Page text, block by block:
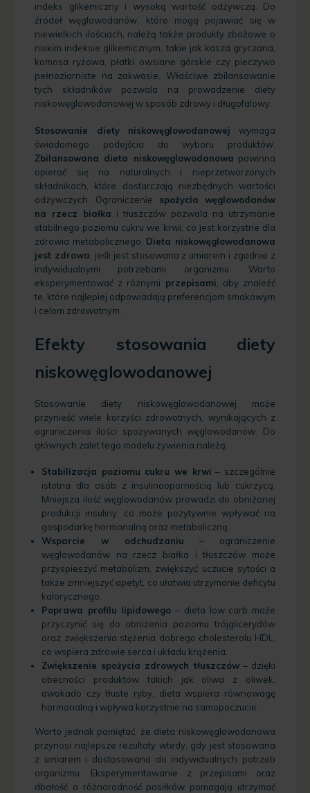
indeks glikemiczny i wysoką wartość odżywczą. Do
źródeł węglowodanów, które mogą pojawiać się w
niewielkich ilościach, należą także produkty zbożowe o
niskim indeksie glikemicznym, takie jak kasza gryczana,
komosa ryżowa, płatki owsiane górskie czy pieczywo
pełnoziarniste na zakwasie. Właściwe zbilansowanie
tych składników pozwala na prowadzenie diety
niskowęglowodanowej w sposób zdrowy i długofalowy.
Stosowanie diety niskowęglowodanowej wymaga
świadomego podejścia do wyboru produktów.
Zbilansowana dieta niskowęglowodanowa powinna
opierać się na naturalnych i nieprzetworzonych
składnikach, które dostarczają niezbędnych wartości
odżywczych. Ograniczenie spożycia węglowodanów
na rzecz białka i tłuszczów pozwala na utrzymanie
stabilnego poziomu cukru we krwi, co jest korzystne dla
zdrowia metabolicznego. Dieta niskowęglowodanowa
jest zdrowa , jeśli jest stosowana z umiarem i zgodnie z
indywidualnymi potrzebami organizmu. Warto
eksperymentować z różnymi przepisami , aby znaleźć
te, które najlepiej odpowiadają preferencjom smakowym
i celom zdrowotnym.
Efekty stosowania diety
niskowęglowodanowej
Stosowanie diety niskowęglowodanowej może
przynieść wiele korzyści zdrowotnych, wynikających z
ograniczenia ilości spożywanych węglowodanów. Do
głównych zalet tego modelu żywienia należą:
Stabilizacja poziomu cukru we krwi – szczególnie
istotna dla osób z insulinoopornością lub cukrzycą.
Mniejsza ilość węglowodanów prowadzi do obniżonej
produkcji insuliny, co może pozytywnie wpływać na
gospodarkę hormonalną oraz metaboliczną.
Wsparcie w odchudzaniu – ograniczenie
węglowodanów na rzecz białka i tłuszczów może
przyspieszyć metabolizm, zwiększyć uczucie sytości a
także zmniejszyć apetyt, co ułatwia utrzymanie deficytu
kalorycznego.
Poprawa profilu lipidowego – dieta low carb może
przyczynić się do obniżenia poziomu trójglicerydów
oraz zwiększenia stężenia dobrego cholesterolu HDL,
co wspiera zdrowie serca i układu krążenia.
Zwiększenie spożycia zdrowych tłuszczów– dzięki
obecności produktów takich jak oliwa z oliwek,
awokado czy tłuste ryby, dieta wspiera równowagę
hormonalną i wpływa korzystnie na samopoczucie.
Warto jednak pamiętać, że dieta niskowęglowodanowa
przynosi najlepsze rezultaty wtedy, gdy jest stosowana
z umiarem i dostosowana do indywidualnych potrzeb
organizmu. Eksperymentowanie z przepisami oraz
dbałość o różnorodność posiłków pomagają utrzymać